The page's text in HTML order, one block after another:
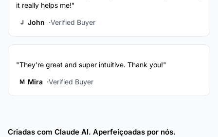
it really helps me!"
J John Verified Buyer
"They're great and super intuitive. Thank you!"
M Mira Verified Buyer
Criadas com Claude AI. Aperfeiçoadas por nós.